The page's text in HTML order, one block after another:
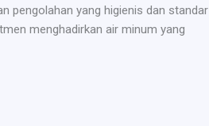
pengolahan yang higienis dan standar
menghadirkan air minum yang